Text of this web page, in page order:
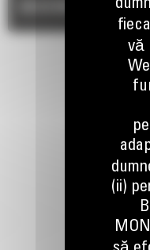
vă
(ii)